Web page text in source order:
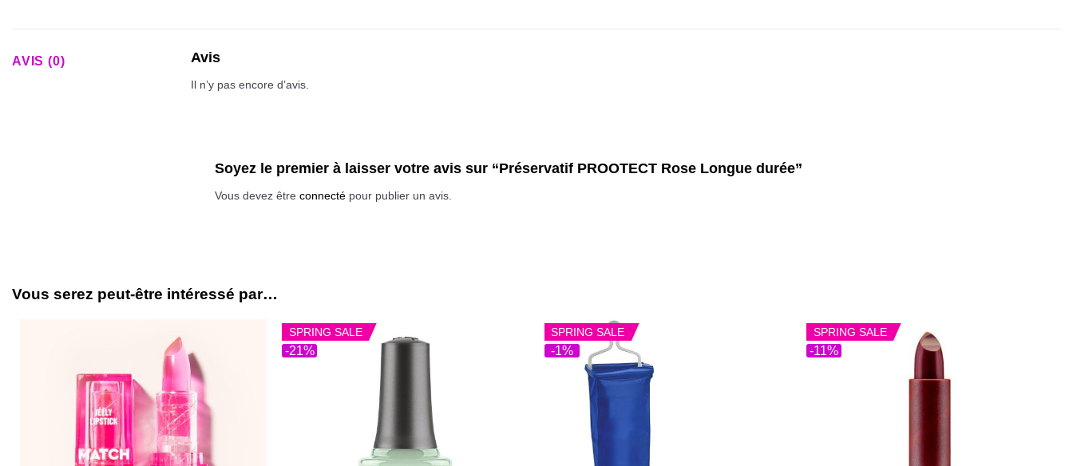
AVIS (0) Avis
Il n’y pas encore d’avis.
Soyez le premier à laisser votre avis sur “Préservatif PROOTECT Rose Longue durée”
Vous devez être connecté pour publier un avis.
Vous serez peut-être intéressé par…
-21%
SPRING SALE
-1%
SPRING SALE
-11%
SPRING SALE